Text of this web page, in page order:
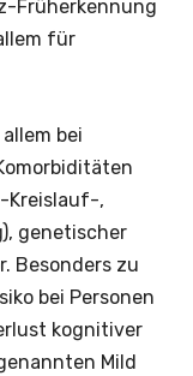
Früherkennung
für
bei
Kreislauf-,
genetischer
Besonders zu
bei Personen
kognitiver
Mild